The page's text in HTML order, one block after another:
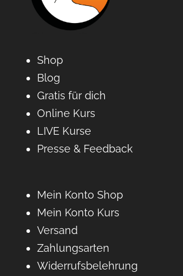
Shop
Blog
Gratis für dich
Online Kurs
LIVE Kurse
Presse & Feedback
Mein Konto Shop
Mein Konto Kurs
Versand
Zahlungsarten
Widerrufsbelehrung